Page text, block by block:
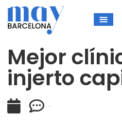
Mejor
injerto